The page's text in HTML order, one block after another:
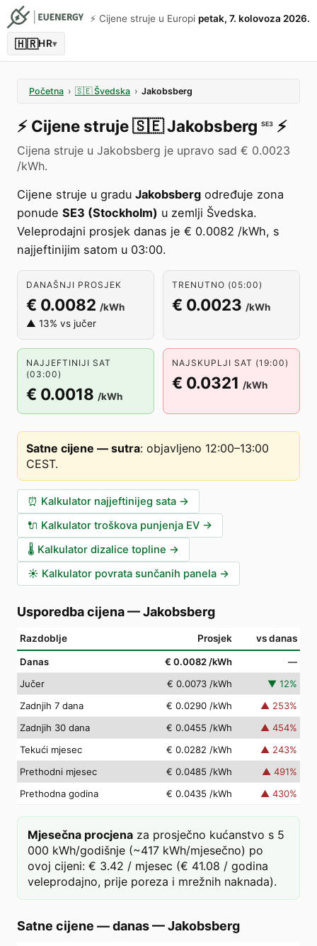
⚡️ Cijene struje u Europi petak, 7. kolovoza 2026.
🇭🇷HR▾
Početna › 🇸🇪 Švedska › Jakobsberg
⚡️ Cijene struje🇸🇪Jakobsberg SE3 ⚡️
Cijena struje u Jakobsberg je upravo sad € 0.0023
/kWh.
Cijene struje u gradu Jakobsberg određuje zona
ponude SE3 (Stockholm) u zemlji Švedska.
Veleprodajni prosjek danas je € 0.0082 /kWh, s
najjeftinijim satom u 03:00.
DANAŠNJI PROSJEK
€ 0.0082 /kWh
▲ 13% vs jučer
TRENUTNO (05:00)
€ 0.0023 /kWh
NAJJEFTINIJI SAT
(03:00)
€ 0.0018 /kWh
NAJSKUPLJI SAT (19:00)
€ 0.0321 /kWh
Satne cijene — sutra: objavljeno 12:00–13:00
CEST.
⏰ Kalkulator najjeftinijeg sata →
🔌 Kalkulator troškova punjenja EV →
🌡️ Kalkulator dizalice topline →
☀️ Kalkulator povrata sunčanih panela →
Usporedba cijena—Jakobsberg
Razdoblje Prosjek vs danas
Danas € 0.0082 /kWh
—
Jučer
€ 0.0073 /kWh ▼ 12%
Zadnjih 7 dana
€ 0.0290 /kWh ▲ 253%
Zadnjih 30 dana
€ 0.0455 /kWh ▲ 454%
Tekući mjesec
€ 0.0282 /kWh ▲ 243%
Prethodni mjesec
€ 0.0485 /kWh ▲ 491%
Prethodna godina
€ 0.0435 /kWh ▲ 430%
Mjesečna procjena za prosječno kućanstvo s 5
000 kWh/godišnje (~417 kWh/mjesečno) po
ovoj cijeni: € 3.42 / mjesec (€ 41.08 / godina
veleprodajno, prije poreza i mrežnih naknada).
Satne cijene — danas—Jakobsberg